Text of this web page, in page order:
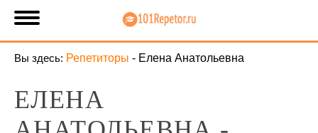
Вы здесь: Репетиторы - Елена Анатольевна
ЕЛЕНА